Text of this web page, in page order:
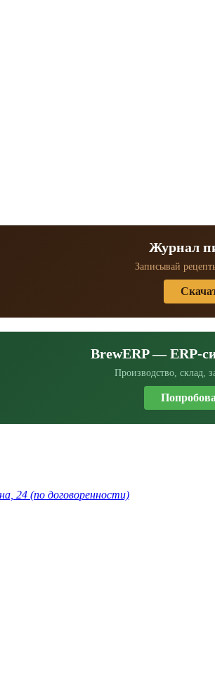
Журнал
Записывай
BrewERP — ERP-
Производство, склад,
24 (по договоренности)